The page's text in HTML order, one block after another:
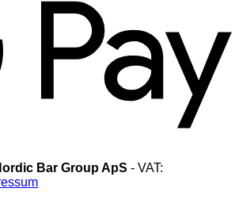
Bar Group ApS - VAT: